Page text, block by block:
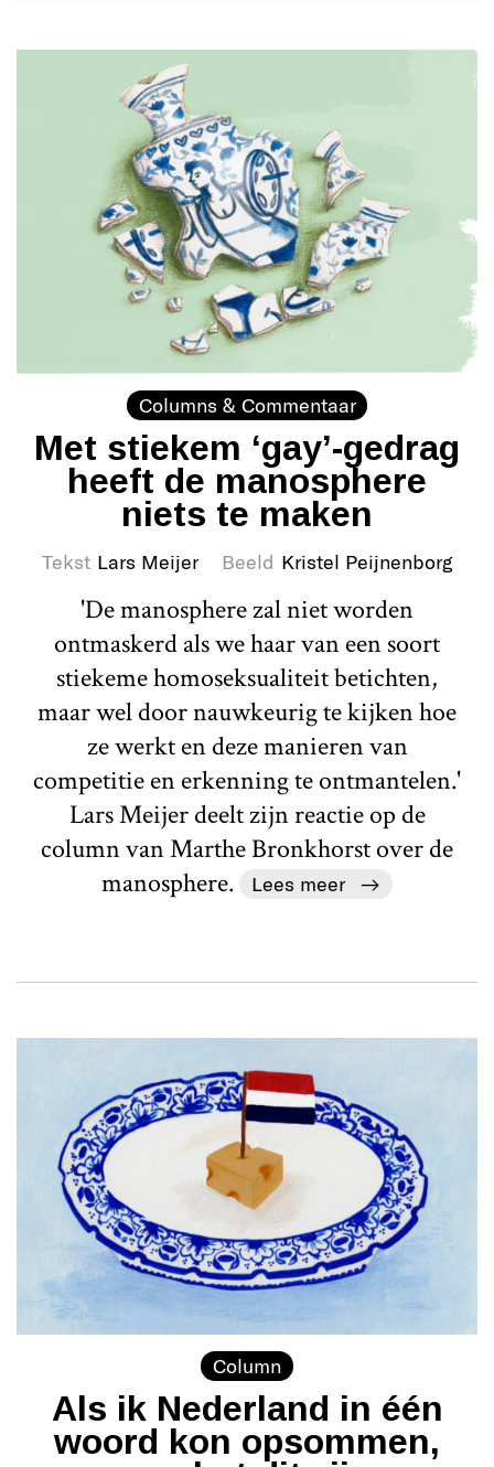
Columns & Commentaar
Met stiekem ‘gay’-gedrag
heeft de manosphere
niets te maken
Tekst Lars Meijer Beeld Kristel Peijnenborg
'De manosphere zal niet worden
ontmaskerd als we haar van een soort
stiekeme homoseksualiteit betichten,
maar wel door nauwkeurig te kijken hoe
ze werkt en deze manieren van
competitie en erkenning te ontmantelen.'
Lars Meijer deelt zijn reactie op de
column van Marthe Bronkhorst over de
manosphere.
Lees meer
Column
Als ik Nederland in één
woord kon opsommen,